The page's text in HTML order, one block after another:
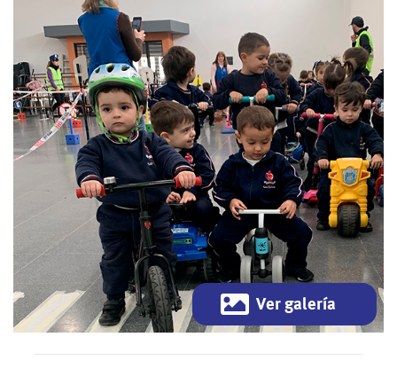
Ver galería